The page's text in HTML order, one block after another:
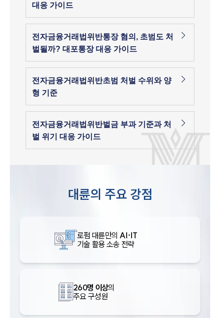
대응 가이드
전자금융거래법위반통장 혐의, 초범도 처
벌될까? 대포통장 대응 가이드
전자금융거래법위반초범 처벌 수위와 양
형 기준
전자금융거래법위반벌금 부과 기준과 처
벌 위기 대응 가이드
대륜의 주요 강점
로펌 대륜만의 AI·IT
기술 활용 소송 전략
260명 이상의
주요 구성원